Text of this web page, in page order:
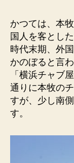
かつては、本
国人を客とし
時代末期、外
かのぼると言
「横浜チャブ
通りに本牧の
すが、少し南
す。